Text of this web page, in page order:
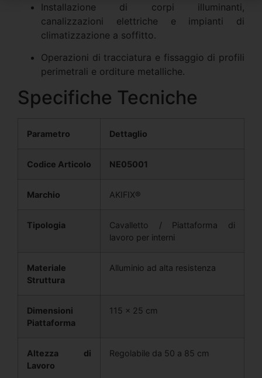
Installazione di corpi illuminanti,
canalizzazioni elettriche e impianti di
climatizzazione a soffitto.
Operazioni di tracciatura e fissaggio di profili
perimetrali e orditure metalliche.
Specifiche Tecniche
Parametro Dettaglio
Codice Articolo NE05001
Marchio AKIFIX®
Tipologia
Cavalletto / Piattaforma di
lavoro per interni
Materiale
Struttura
Alluminio ad alta resistenza
Dimensioni
Piattaforma
115 × 25 cm
Altezza di
Lavoro
Regolabile da 50 a 85 cm